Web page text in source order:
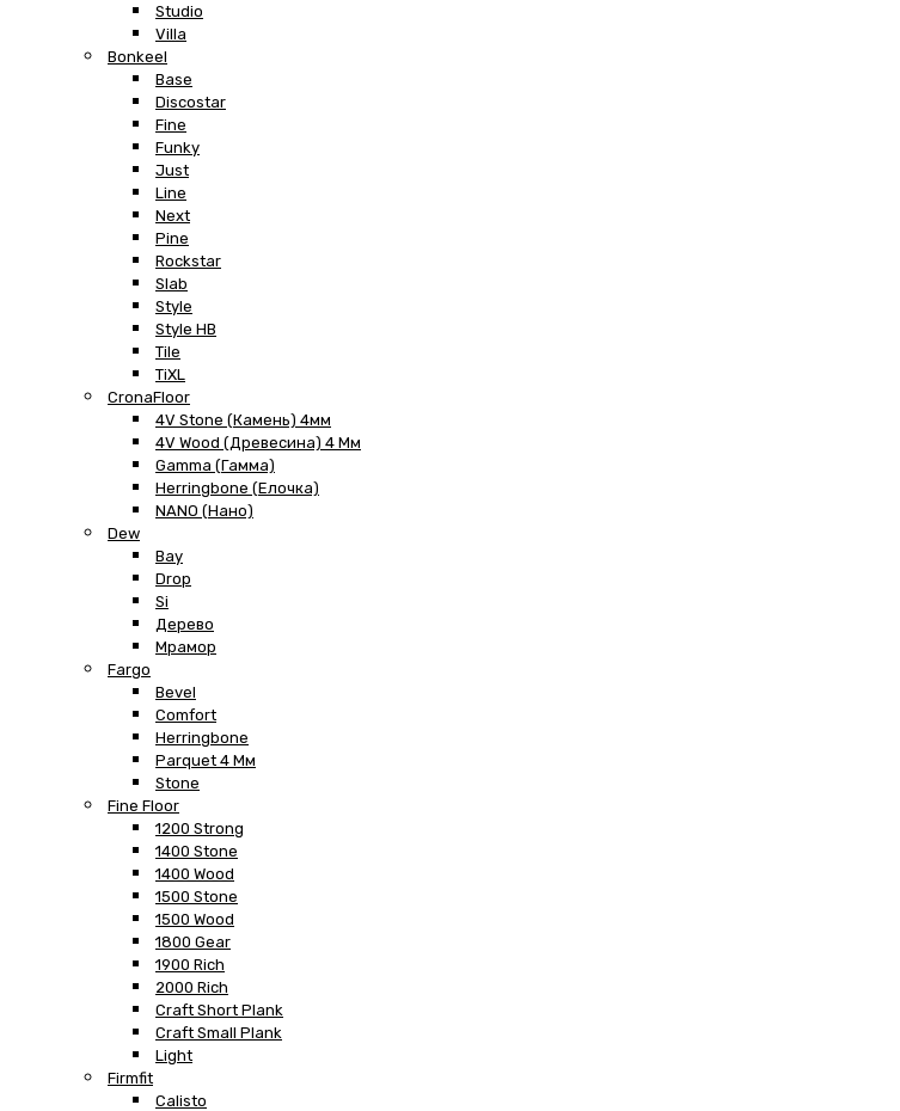
Studio
Villa
Bonkeel
Base
Discostar
Fine
Funky
Just
Line
Next
Pine
Rockstar
Slab
Style
Style HB
Tile
TiXL
CronaFloor
4V Stone (Камень) 4мм
4V Wood (Древесина) 4 Мм
Gamma (Гамма)
Herringbone (Елочка)
NANO (Нано)
Dew
Bay
Drop
Si
Дерево
Мрамор
Fargo
Bevel
Comfort
Herringbone
Parquet 4 Мм
Stone
Fine Floor
1200 Strong
1400 Stone
1400 Wood
1500 Stone
1500 Wood
1800 Gear
1900 Rich
2000 Rich
Craft Short Plank
Craft Small Plank
Light
Firmfit
Calisto